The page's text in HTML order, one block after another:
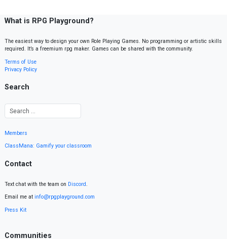
What is RPG Playground?
The easiest way to design your own Role Playing Games. No programming or artistic skills
required. It’s a freemium rpg maker. Games can be shared with the community.
Terms of Use
Privacy Policy
Search
Members
ClassMana: Gamify your classroom
Contact
Text chat with the team on Discord.
Email me at info@rpgplayground.com
Press Kit
Communities